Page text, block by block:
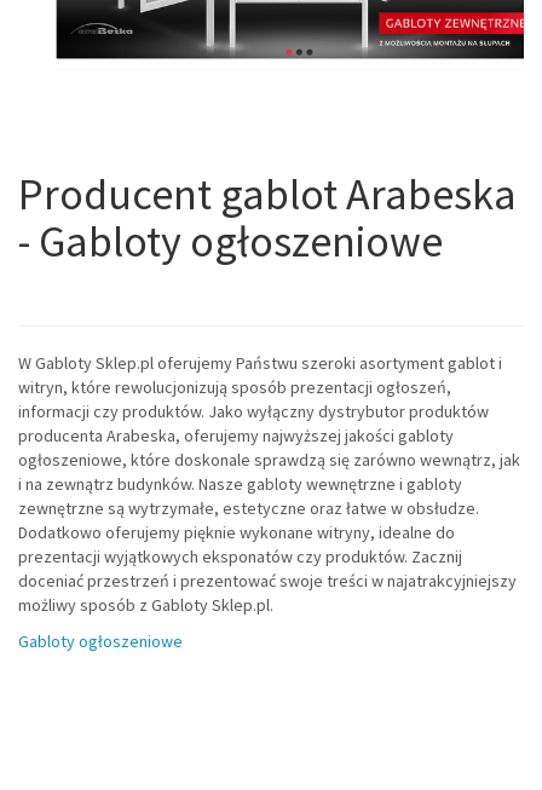
Producent gablot Arabeska
- Gabloty ogłoszeniowe
W Gabloty Sklep.pl oferujemy Państwu szeroki asortyment gablot i
witryn, które rewolucjonizują sposób prezentacji ogłoszeń,
informacji czy produktów. Jako wyłączny dystrybutor produktów
producenta Arabeska, oferujemy najwyższej jakości gabloty
ogłoszeniowe, które doskonale sprawdzą się zarówno wewnątrz, jak
i na zewnątrz budynków. Nasze gabloty wewnętrzne i gabloty
zewnętrzne są wytrzymałe, estetyczne oraz łatwe w obsłudze.
Dodatkowo oferujemy pięknie wykonane witryny, idealne do
prezentacji wyjątkowych eksponatów czy produktów. Zacznij
doceniać przestrzeń i prezentować swoje treści w najatrakcyjniejszy
możliwy sposób z Gabloty Sklep.pl.
Gabloty ogłoszeniowe